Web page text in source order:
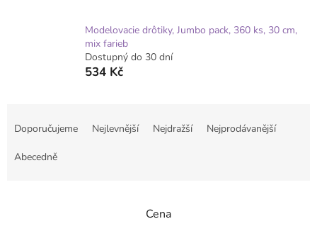
Modelovacie drôtiky, Jumbo pack, 360 ks, 30 cm,
mix farieb
Dostupný do 30 dní
534 Kč
Doporučujeme Nejlevnější Nejdražší Nejprodávanější
Abecedně
Cena